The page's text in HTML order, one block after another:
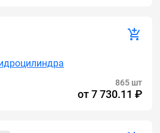
865 шт
от7 730.11 ₽